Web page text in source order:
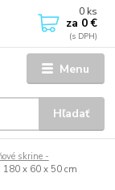
Menu
Hľadať
0 ks
za 0 €
skrine -
180 x 60 x 50 cm